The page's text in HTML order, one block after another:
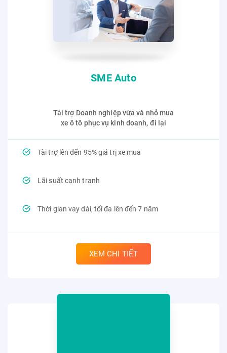
SME Auto
Tài trợ Doanh nghiệp vừa và nhỏ mua
xe ô tô phục vụ kinh doanh, đi lại
Tài trợ lên đến 95% giá trị xe mua
Lãi suất cạnh tranh
Thời gian vay dài, tối đa lên đến 7 năm
XEM CHI TIẾT